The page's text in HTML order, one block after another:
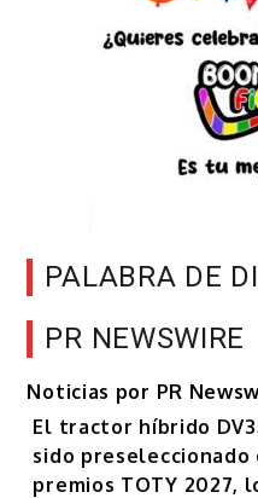
PALABRA DE
PR NEWSWIRE
Noticias por PR
El tractor híbrido
sido
premios TOTY 2027,